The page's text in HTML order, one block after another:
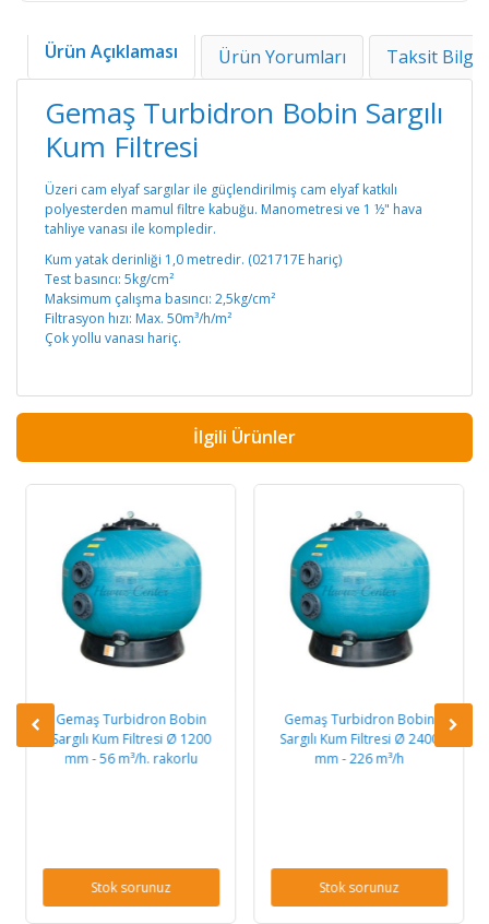
Ürün Açıklaması Ürün Yorumları Taksit
Gemaş Turbidron Bobin Sargılı
Kum Filtresi
Üzeri cam elyaf sargılar ile güçlendirilmiş cam elyaf katkılı
polyesterden mamul filtre kabuğu. Manometresi ve 1 ½" hava
tahliye vanası ile kompledir.
Kum yatak derinliği 1,0 metredir. (021717E hariç)
Test basıncı: 5kg/cm²
Maksimum çalışma basıncı: 2,5kg/cm²
Filtrasyon hızı: Max. 50m³/h/m²
Çok yollu vanası hariç.
İlgili Ürünler
Gemaş Turbidron Bobin
Sargılı Kum Filtresi Ø 1200
mm - 56 m³/h. rakorlu
Stok sorunuz
Gemaş Turbidron Bobin
Sargılı Kum Filtresi Ø 2400
mm - 226 m³/h
Stok sorunuz